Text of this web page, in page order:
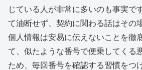
じている人が非常に多いのも事実で
て油断せず、契約に関わる話はその
個人情報は安易に伝えないことを徹
て、似たような番号で便乗してくる
ため、毎回番号を確認する習慣をつ